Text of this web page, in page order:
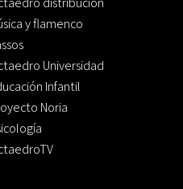
y flamenco
Universidad
Infantil
Noria